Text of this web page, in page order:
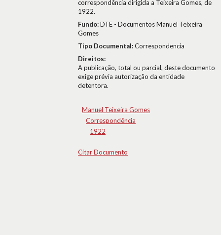
correspondência dirigida a Teixeira Gomes, de
1922.
Fundo:DTE - Documentos Manuel Teixeira
Gomes
Tipo Documental:Correspondencia
Direitos:
A publicação, total ou parcial, deste documento
exige prévia autorização da entidade
detentora.
Manuel Teixeira Gomes
Correspondência
1922
Citar Documento